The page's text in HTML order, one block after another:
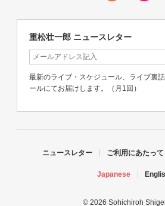
重松壮一郎 ニュースレター
最新のライブ・スケジュール、ライブ裏
ールにてお届けします。（月1回）
ニュースレター ご利用にあたって
Japanese
© 2026 Sohichiroh